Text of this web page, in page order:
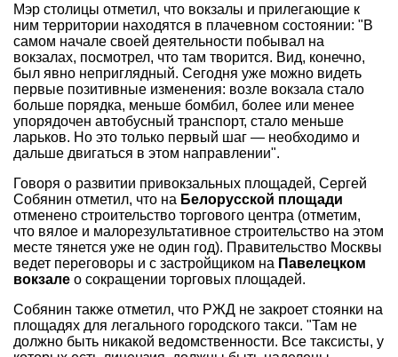
Мэр столицы отметил, что вокзалы и прилегающие к
ним территории находятся в плачевном состоянии: "В
самом начале своей деятельности побывал на
вокзалах, посмотрел, что там творится. Вид, конечно,
был явно неприглядный. Сегодня уже можно видеть
первые позитивные изменения: возле вокзала стало
больше порядка, меньше бомбил, более или менее
упорядочен автобусный транспорт, стало меньше
ларьков. Но это только первый шаг — необходимо и
дальше двигаться в этом направлении".
Говоря о развитии привокзальных площадей, Сергей
Собянин отметил, что на Белорусской площади
отменено строительство торгового центра (отметим,
что вялое и малорезультативное строительство на этом
месте тянется уже не один год). Правительство Москвы
ведет переговоры и с застройщиком на Павелецком
вокзале о сокращении торговых площадей.
Собянин также отметил, что РЖД не закроет стоянки на
площадях для легального городского такси. "Там не
должно быть никакой ведомственности. Все таксисты, у